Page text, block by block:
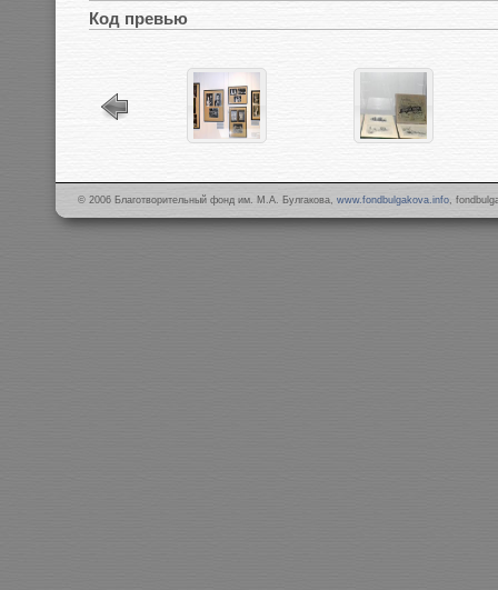
Код превью
© 2006 Благотворительный фонд им. М.А. Булгакова, www.fondbulgakova.info,